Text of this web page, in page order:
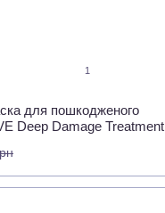
1
для пошкодженого
Deep Damage Treatment